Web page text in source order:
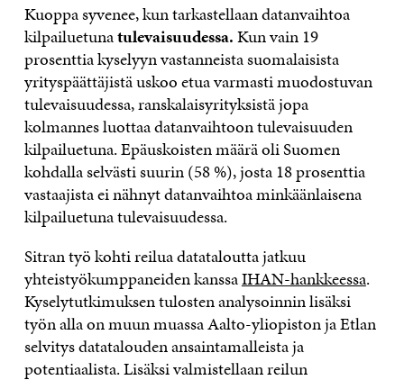
Kuoppa syvenee, kun tarkastellaan datanvaihtoa
kilpailuetunatulevaisuudessa.Kun vain 19
prosenttia kyselyyn vastanneista suomalaisista
yrityspäättäjistä uskoo etua varmasti muodostuvan
tulevaisuudessa, ranskalaisyrityksistä jopa
kolmannes luottaa datanvaihtoon tulevaisuuden
kilpailuetuna. Epäuskoisten määrä oli Suomen
kohdalla selvästi suurin (58 %), josta 18 prosenttia
vastaajista ei nähnyt datanvaihtoa minkäänlaisena
kilpailuetuna tulevaisuudessa.
Sitran työ kohti reilua datataloutta jatkuu
yhteistyökumppaneiden kanssaIHAN-hankkeessa.
Kyselytutkimuksen tulosten analysoinnin lisäksi
työn alla on muun muassa Aalto-yliopiston ja Etlan
selvitys datatalouden ansaintamalleista ja
potentiaalista. Lisäksi valmistellaan reilun